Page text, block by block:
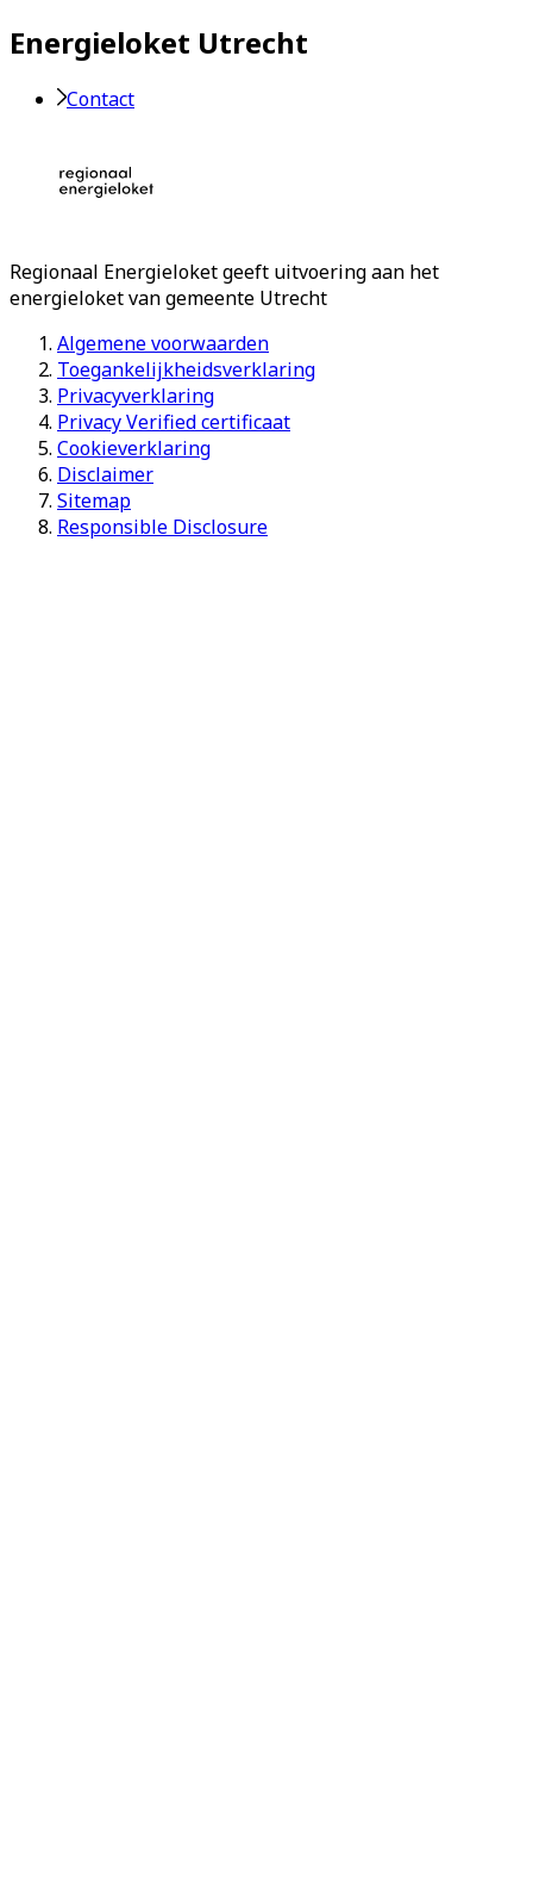
Energieloket Utrecht
Contact
Regionaal Energieloketgeeft uitvoering aan het
energieloket van gemeente Utrecht
Algemene voorwaarden
Toegankelijkheidsverklaring
Privacyverklaring
Privacy Verified certificaat
Cookieverklaring
Disclaimer
Sitemap
Responsible Disclosure